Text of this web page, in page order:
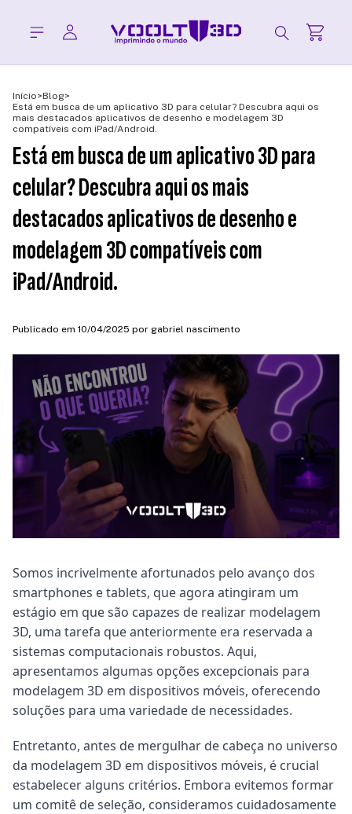
Início>Blog>
Está em busca de um aplicativo 3D para celular? Descubra aqui os
mais destacados aplicativos de desenho e modelagem 3D
compatíveis com iPad/Android.
Está em busca de um aplicativo 3D para
celular? Descubra aqui os mais
destacados aplicativos de desenho e
modelagem 3D compatíveis com
iPad/Android.
Publicado em 10/04/2025 por gabriel nascimento
Somos incrivelmente afortunados pelo avanço dos
smartphones e tablets, que agora atingiram um
estágio em que são capazes de realizar modelagem
3D, uma tarefa que anteriormente era reservada a
sistemas computacionais robustos. Aqui,
apresentamos algumas opções excepcionais para
modelagem 3D em dispositivos móveis, oferecendo
soluções para uma variedade de necessidades.
Entretanto, antes de mergulhar de cabeça no universo
da modelagem 3D em dispositivos móveis, é crucial
estabelecer alguns critérios. Embora evitemos formar
um comitê de seleção, consideramos cuidadosamente